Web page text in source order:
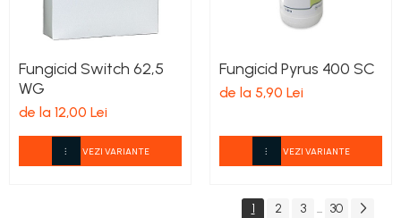
Fungicid Switch 62,5
WG
de la 12,00 Lei
VEZI VARIANTE
Fungicid Pyrus 400 SC
de la 5,90 Lei
VEZI VARIANTE
1 2 3 ... 30